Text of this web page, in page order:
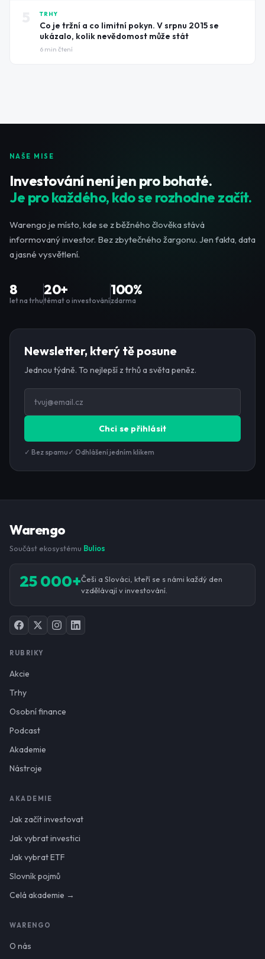
TRHY
Co je tržní a co limitní pokyn. V srpnu 2015 se
ukázalo, kolik nevědomost může stát
6 min čtení
NAŠE MISE
Investování není jen pro bohaté.
Je pro každého, kdo se rozhodne začít.
Warengo je místo, kde se z běžného člověka stává
informovaný investor. Bez zbytečného žargonu. Jen fakta, data
a jasné vysvětlení.
8
let na trhu
20+
témat o investování
100%
zdarma
Newsletter, který tě posune
Jednou týdně. To nejlepší z trhů a světa peněz.
Chci se přihlásit
✓ Bez spamu ✓ Odhlášení jedním klikem
Warengo
Součást ekosystému Bulios
25 000+Češi a Slováci, kteří se s námi každý den
vzdělávají v investování.
RUBRIKY
Akcie
Trhy
Osobní finance
Podcast
Akademie
Nástroje
AKADEMIE
Jak začít investovat
Jak vybrat investici
Jak vybrat ETF
Slovník pojmů
Celá akademie →
WARENGO
O nás